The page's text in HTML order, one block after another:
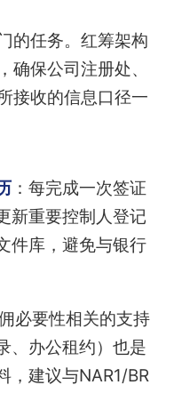
的任务。红筹架构
确保公司注册处、
接收的信息口径一
：每完成一次签证
新重要控制人登记
件库，避免与银行
必要性相关的支持
、办公租约）也是
，建议与NAR1/BR